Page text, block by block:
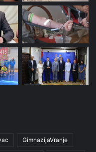
GimnazijaVranje